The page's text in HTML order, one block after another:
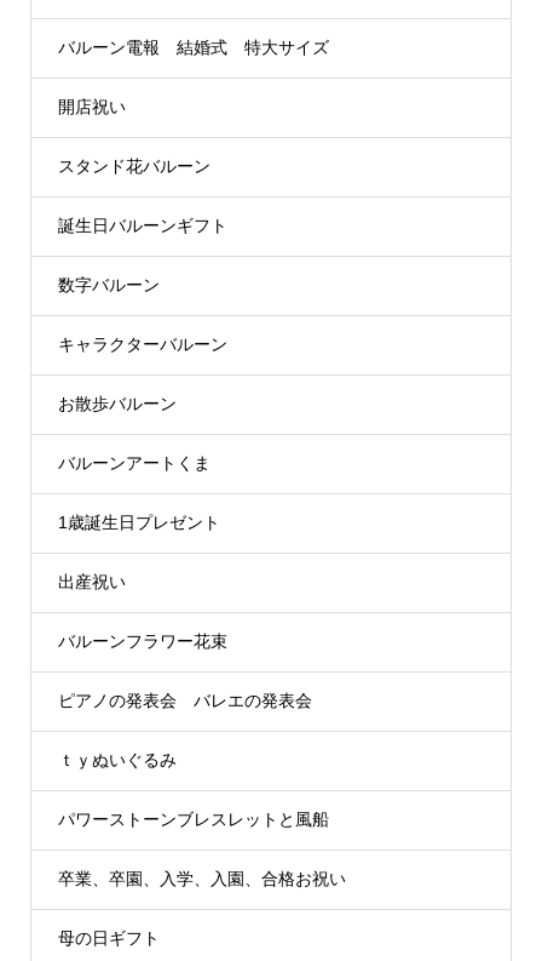
バルーン電報 結婚式 特大サイズ
開店祝い
スタンド花バルーン
誕生日バルーンギフト
数字バルーン
キャラクターバルーン
お散歩バルーン
バルーンアートくま
1歳誕生日プレゼント
出産祝い
バルーンフラワー花束
ピアノの発表会 バレエの発表会
ｔｙぬいぐるみ
パワーストーンブレスレットと風船
卒業、卒園、入学、入園、合格お祝い
母の日ギフト